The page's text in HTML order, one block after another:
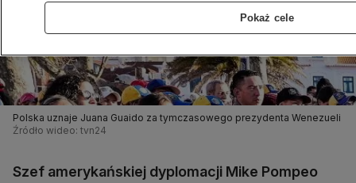
Polska uznaje Juana Guaido za tymczasowego prezydenta Wenezueli
Źródło wideo: tvn24
Szef amerykańskiej dyplomacji Mike Pompeo
Pokaż cele